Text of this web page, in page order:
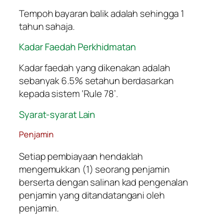
Tempoh bayaran balik adalah sehingga 1
tahun sahaja.
Kadar Faedah Perkhidmatan
Kadar faedah yang dikenakan adalah
sebanyak 6.5% setahun berdasarkan
kepada sistem ‘Rule 78’.
Syarat-syarat Lain
Penjamin
Setiap pembiayaan hendaklah
mengemukkan (1) seorang penjamin
berserta dengan salinan kad pengenalan
penjamin yang ditandatangani oleh
penjamin.